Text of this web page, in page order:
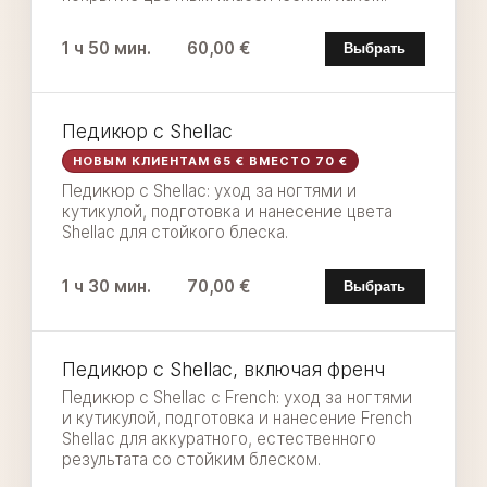
1 ч 50 мин. 60,00 € Выбрать
Педикюр с Shellac
НОВЫМ КЛИЕНТАМ 65 € ВМЕСТО 70 €
Педикюр с Shellac: уход за ногтями и
кутикулой, подготовка и нанесение цвета
Shellac для стойкого блеска.
1 ч 30 мин. 70,00 € Выбрать
Педикюр с Shellac, включая френч
Педикюр с Shellac с French: уход за ногтями
и кутикулой, подготовка и нанесение French
Shellac для аккуратного, естественного
результата со стойким блеском.